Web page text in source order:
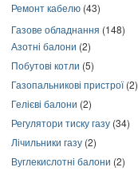
Ремонт кабелю (43)
Газове обладнання (148)
Азотні балони (2)
Побутові котли (5)
Газопальникові пристрої(2)
Гелієві балони (2)
Регулятори тиску газу (34)
Лічильники газу (2)
Вуглекислотні балони (2)